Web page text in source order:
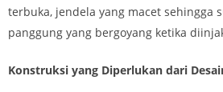
terbuka, jendela yang macet sehingga
panggung yang bergoyang ketika
Konstruksi yang Diperlukan dari